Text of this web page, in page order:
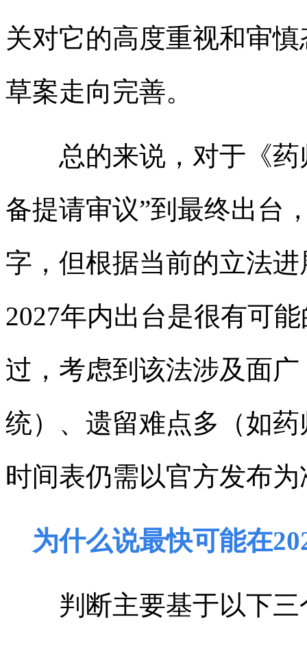
关对它的高度重视和审
草案走向完善。
总的来说，对于《药
备提请审议”到最终出台
字，但根据当前的立法
2027年内出台是很有可
过，考虑到该法涉及面
统）、遗留难点多（如
时间表仍需以官方发布为
为什么说最快可能在
判断主要基于以下三